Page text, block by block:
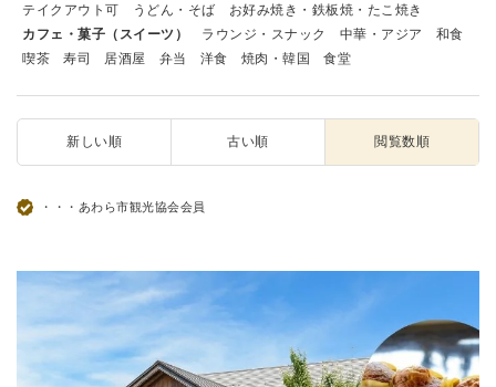
テイクアウト可 うどん・そば
お好み焼き・鉄板焼・たこ焼き
カフェ・菓子（スイーツ）
ラウンジ・スナック 中華・アジア
和食
喫茶
寿司 居酒屋 弁当 洋食 焼肉・韓国 食堂
新しい順 古い順 閲覧数順
・・・あわら市観光協会会員